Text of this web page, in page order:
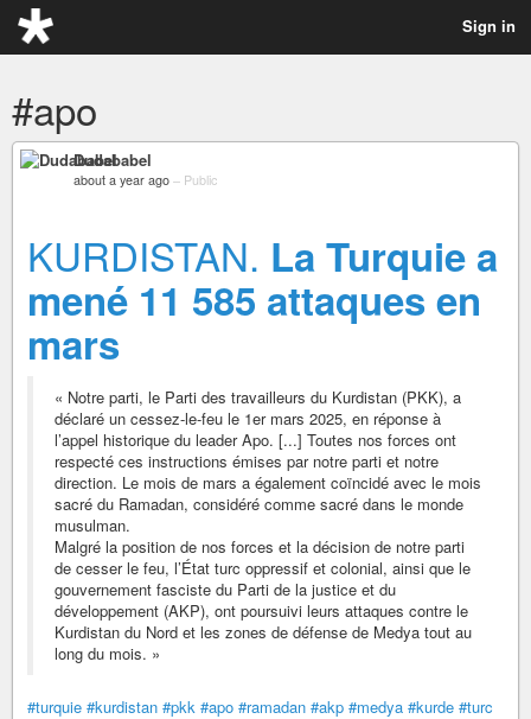
Sign in
#apo
Dudababel
about a year ago – Public
KURDISTAN. La Turquie a
mené 11 585 attaques en
mars
« Notre parti, le Parti des travailleurs du Kurdistan (PKK), a
déclaré un cessez-le-feu le 1er mars 2025, en réponse à
l’appel historique du leader Apo. [...] Toutes nos forces ont
respecté ces instructions émises par notre parti et notre
direction. Le mois de mars a également coïncidé avec le mois
sacré du Ramadan, considéré comme sacré dans le monde
musulman.
Malgré la position de nos forces et la décision de notre parti
de cesser le feu, l’État turc oppressif et colonial, ainsi que le
gouvernement fasciste du Parti de la justice et du
développement (AKP), ont poursuivi leurs attaques contre le
Kurdistan du Nord et les zones de défense de Medya tout au
long du mois. »
#turquie #kurdistan #pkk #apo #ramadan #akp #medya #kurde #turc